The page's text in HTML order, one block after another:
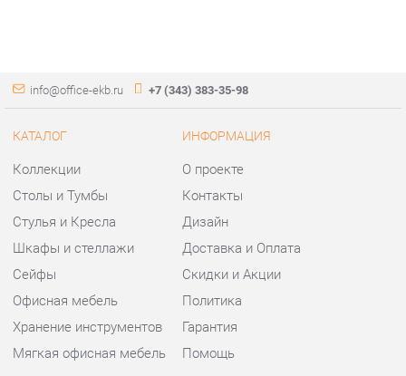
КАТАЛОГ
Коллекции
Стулья и Кресла
Шкафы и стеллажи
Сейфы
Офисная мебель
Хранение инструментов
Мягкая офисная мебель
ИНФОРМАЦИЯ
О проекте
Дизайн
Доставка и Оплата
Скидки и Акции
Политика
Гарантия
Помощь
ГОРОДА КОНТАКТЫ